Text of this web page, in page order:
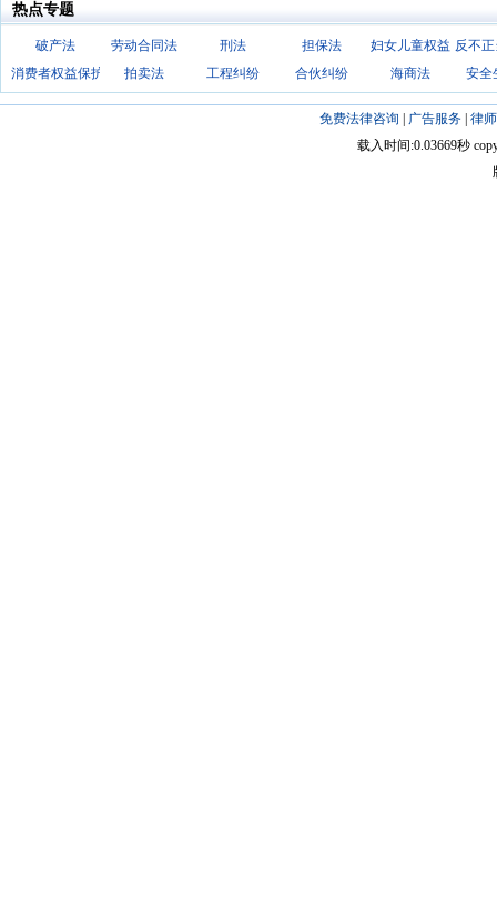
热点专题
破产法 劳动合同法 刑法 担保法 妇女儿童权益 反不
消费者权益保护法
拍卖法 工程纠纷 合伙纠纷 海商法 安全
免费法律咨询 广告服务| 律
载入时间:0.03669秒